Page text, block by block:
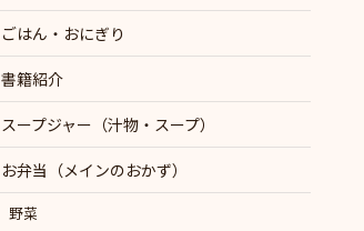
ごはん・おにぎり
書籍紹介
スープジャー（汁物・スープ）
お弁当（メインのおかず）
野菜